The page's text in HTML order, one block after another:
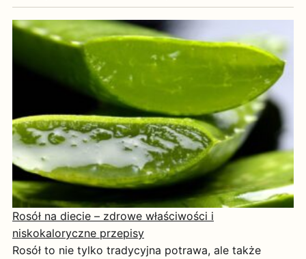
Rosół na diecie – zdrowe właściwości i
niskokaloryczne przepisy
Rosół to nie tylko tradycyjna potrawa, ale także